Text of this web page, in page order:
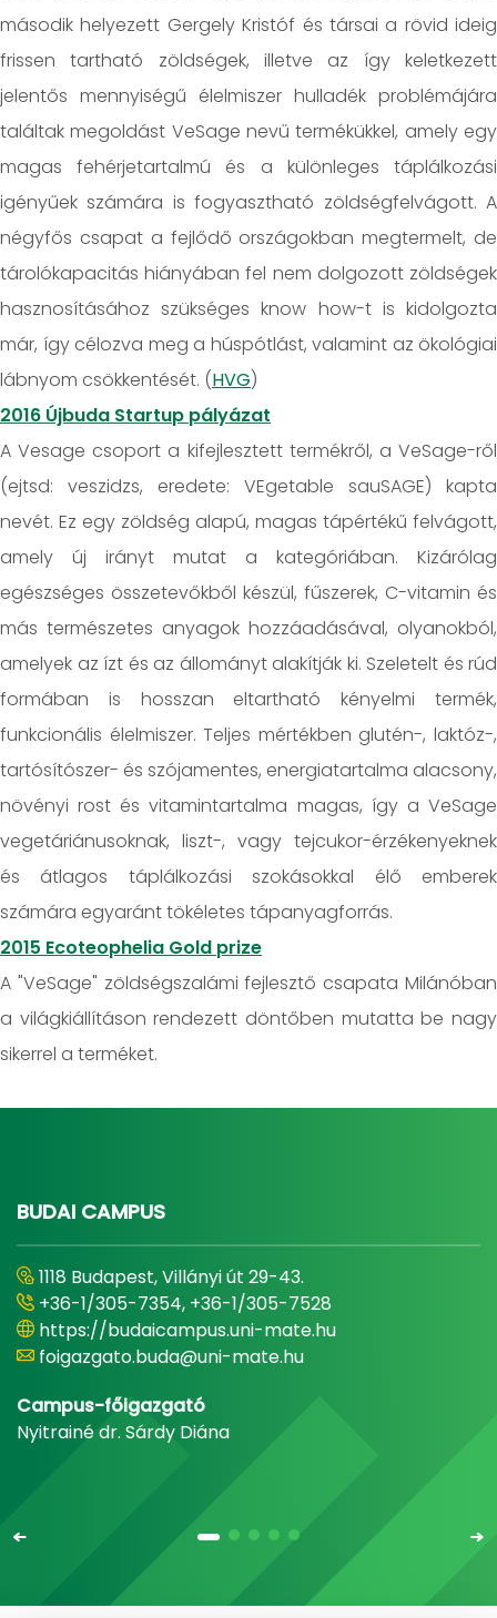
második helyezett Gergely Kristóf és társai a rövid ideig
frissen tartható zöldségek, illetve az így keletkezett
jelentős mennyiségű élelmiszer hulladék problémájára
találtak megoldást VeSage nevű termékükkel, amely egy
magas fehérjetartalmú és a különleges táplálkozási
igényűek számára is fogyasztható zöldségfelvágott. A
négyfős csapat a fejlődő országokban megtermelt, de
tárolókapacitás hiányában fel nem dolgozott zöldségek
hasznosításához szükséges know how-t is kidolgozta
már, így célozva meg a húspótlást, valamint az ökológiai
lábnyom csökkentését. (HVG)
2016 Újbuda Startup pályázat
A Vesage csoport a kifejlesztett termékről, a VeSage-ről
(ejtsd: veszidzs, eredete: VEgetable sauSAGE) kapta
nevét. Ez egy zöldség alapú, magas tápértékű felvágott,
amely új irányt mutat a kategóriában. Kizárólag
egészséges összetevőkből készül, fűszerek, C-vitamin és
más természetes anyagok hozzáadásával, olyanokból,
amelyek az ízt és az állományt alakítják ki. Szeletelt és rúd
formában is hosszan eltartható kényelmi termék,
funkcionális élelmiszer. Teljes mértékben glutén-, laktóz-,
tartósítószer- és szójamentes, energiatartalma alacsony,
növényi rost és vitamintartalma magas, így a VeSage
vegetáriánusoknak, liszt-, vagy tejcukor-érzékenyeknek
és átlagos táplálkozási szokásokkal élő emberek
számára egyaránt tökéletes tápanyagforrás.
2015 Ecoteophelia Gold prize
A "VeSage" zöldségszalámi fejlesztő csapata Milánóban
a világkiállításon rendezett döntőben mutatta be nagy
sikerrel a terméket.
BUDAI CAMPUS
1118 Budapest, Villányi út 29-43.
+36-1/305-7354, +36-1/305-7528
https://budaicampus.uni-mate.hu
foigazgato.buda@uni-mate.hu
Campus-főigazgató
Nyitrainé dr. Sárdy Diána